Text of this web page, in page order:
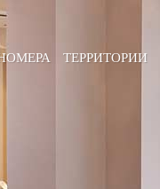
ТЕРРИТОРИИ